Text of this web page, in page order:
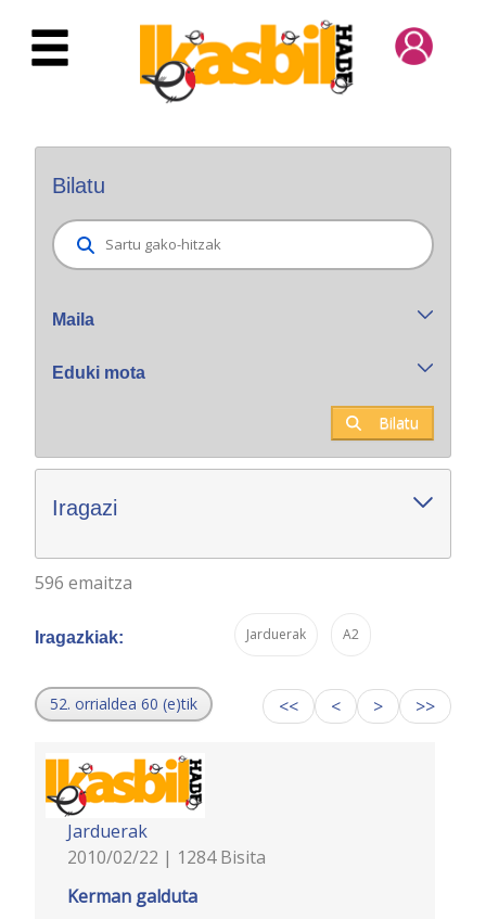
Eduki nagusira joan
Bilatu
Maila
Eduki mota
Bilatu
Iragazi
596 emaitza
Iragazkiak: Jarduerak A2
52. orrialdea 60 (e)tik << < > >>
Jarduerak
2010/02/22 | 1284 Bisita
Kerman galduta